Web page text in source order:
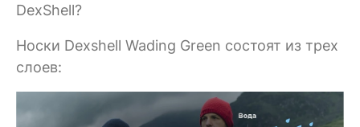
DexShell?
Носки Dexshell Wading Green состоят из трех
слоев: